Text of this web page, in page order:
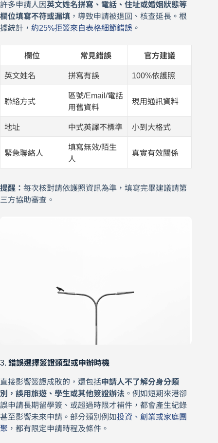
許多申請人因英文姓名拼寫、電話、住址或婚姻狀態等
欄位填寫不符或漏填 ，導致申請被退回、核查延長。根
據統計， 約25%拒簽來自表格細節錯誤 。
欄位 常見錯誤 官方建議
英文姓名 拼寫有誤 100%依護照
聯絡方式
區號/Email/電話
用舊資料
現用通訊資料
地址 中式英譯不標準 小到大格式
緊急聯絡人
填寫無效/陌生
人
真實有效關係
提醒： 每次核對請依護照資訊為準，填寫完畢建議請第
三方協助審查。
3. 錯誤選擇簽證類型或申辦時機
直接影響簽證成敗的，還包括申請人不了解分身分類
別，誤用旅遊、學生或其他簽證辦法 。例如短期來港卻
誤申請長期留學簽、或超過時限才補件，都會產生紀錄
甚至影響未來申請。部分類別例如投資、創業或家庭團
聚 ，都有限定申請時程及條件。